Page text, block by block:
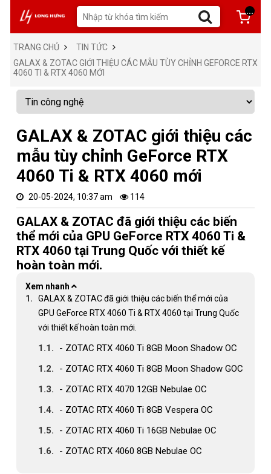
...
TRANG CHỦ
TIN TỨC
GALAX & ZOTAC GIỚI THIỆU CÁC MẪU TÙY CHỈNH GEFORCE RTX
4060 TI & RTX 4060 MỚI
GALAX & ZOTAC giới thiệu các
mẫu tùy chỉnh GeForce RTX
4060 Ti & RTX 4060 mới
20-05-2024, 10:37 am 114
GALAX & ZOTAC đã giới thiệu các biến
thể mới của GPU GeForce RTX 4060 Ti &
RTX 4060 tại Trung Quốc với thiết kế
hoàn toàn mới.
Xem nhanh
GALAX & ZOTAC đã giới thiệu các biến thể mới của
GPU GeForce RTX 4060 Ti & RTX 4060 tại Trung Quốc
với thiết kế hoàn toàn mới.
- ZOTAC RTX 4060 Ti 8GB Moon Shadow OC
- ZOTAC RTX 4060 Ti 8GB Moon Shadow GOC
- ZOTAC RTX 4070 12GB Nebulae OC
- ZOTAC RTX 4060 Ti 8GB Vespera OC
- ZOTAC RTX 4060 Ti 16GB Nebulae OC
- ZOTAC RTX 4060 8GB Nebulae OC